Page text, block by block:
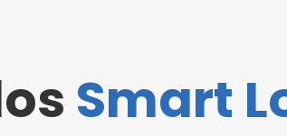
Smart